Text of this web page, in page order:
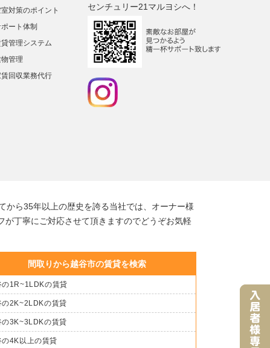
室対策のポイント
ート体制
管理システム
管理
回収業務代行
センチュリー21マルヨシへ！
から35年以上の歴史を誇る当社では、オーナー様
丁寧にご対応させて頂きますのでどうぞお気軽
間取りから越谷市の賃貸を検索
の1R~1LDKの賃貸
の2K~2LDKの賃貸
の3K~3LDKの賃貸
の4K以上の賃貸